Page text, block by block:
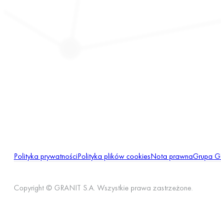
Polityka prywatnościPolityka plików cookiesNota prawnaGrupa
Copyright © GRANIT S.A. Wszystkie prawa zastrzeżone.